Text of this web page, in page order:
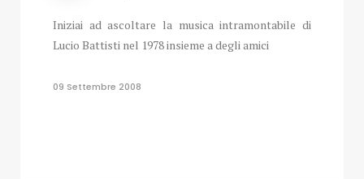
Iniziai ad ascoltare la musica intramontabile di
Lucio Battisti nel 1978 insieme a degli amici
09 Settembre 2008